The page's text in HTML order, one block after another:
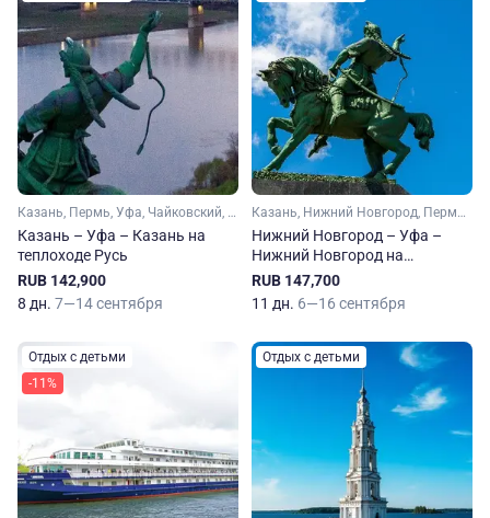
Казань, Пермь, Уфа, Чайковский, Елабуга, Нижнекамск, Болгар
Казань – Уфа – Казань на
теплоходе Русь
RUB 142,900
8 дн. 7—14 сентября
Казань, Нижний Новгород, Пермь, Уфа, Чайковский, Елабуга, Нижнекамск, Свияжск, Болгар
Нижний Новгород – Уфа –
Нижний Новгород на
теплоходе Русь
RUB 147,700
11 дн. 6—16 сентября
Отдых с детьми
-11%
Отдых с детьми